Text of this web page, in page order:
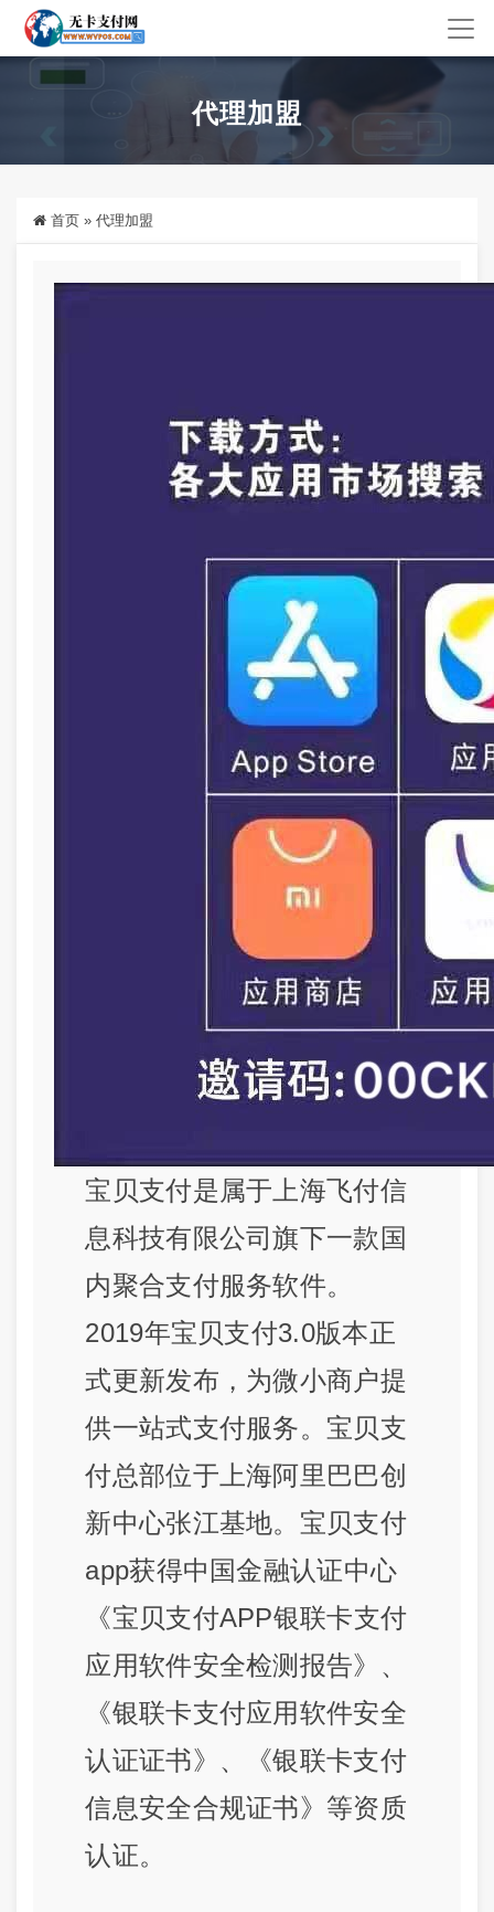
代理加盟
首页 » 代理加盟
宝贝支付是属于上海飞付信
息科技有限公司旗下一款国
内聚合支付服务软件。
2019年宝贝支付3.0版本正
式更新发布，为微小商户提
供一站式支付服务。宝贝支
付总部位于上海阿里巴巴创
新中心张江基地。宝贝支付
app获得中国金融认证中心
《宝贝支付APP银联卡支付
应用软件安全检测报告》、
《银联卡支付应用软件安全
认证证书》、《银联卡支付
信息安全合规证书》等资质
认证。